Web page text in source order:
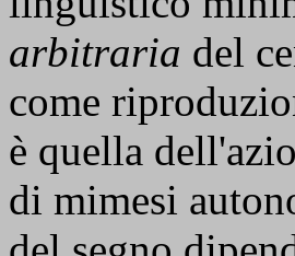
arbitraria del
come
è quella
di mimesi